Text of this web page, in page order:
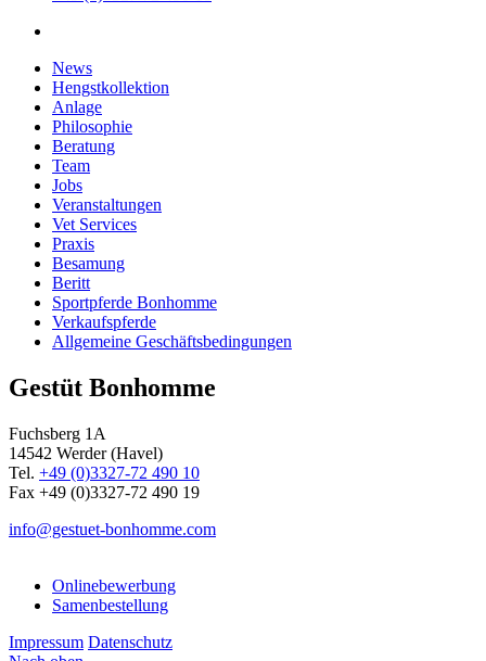
News
Hengstkollektion
Anlage
Philosophie
Beratung
Team
Jobs
Veranstaltungen
Vet Services
Praxis
Besamung
Beritt
Sportpferde Bonhomme
Verkaufspferde
Allgemeine Geschäfts­bedingungen
Gestüt Bonhomme
Fuchsberg 1A
14542 Werder (Havel)
Tel. +49 (0)3327-72 490 10
Fax +49 (0)3327-72 490 19
info@gestuet-bonhomme.com
Onlinebewerbung
Samenbestellung
Impressum Datenschutz